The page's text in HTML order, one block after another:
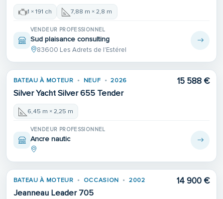
1 × 191 ch 7,88 m × 2,8 m
VENDEUR PROFESSIONNEL
Sud plaisance consulting
83600 Les Adrets de l'Estérel
BATEAU À MOTEUR NEUF 2026
Silver Yacht Silver 655 Tender
15 588 €
6,45 m × 2,25 m
VENDEUR PROFESSIONNEL
Ancre nautic
BATEAU À MOTEUR OCCASION 2002
Jeanneau Leader 705
14 900 €